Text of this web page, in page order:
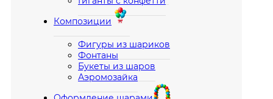
Композиции
Фигуры из шариков
Фонтаны
Букеты из шаров
Аэромозайка